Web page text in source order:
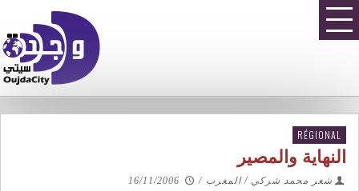
RÉGIONAL
النهاية والمصير
شعر محمد شركي / المغرب /
16/11/2006